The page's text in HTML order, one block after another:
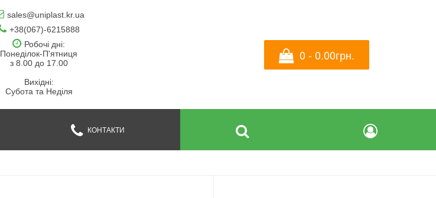
sales@uniplast.kr.ua
+38(067)-6215888
Робочі дні:
Понеділок-П'ятниця
з 8.00 до 17.00
Вихідні:
Субота та Неділя
0 - 0.00грн.
КОНТАКТИ